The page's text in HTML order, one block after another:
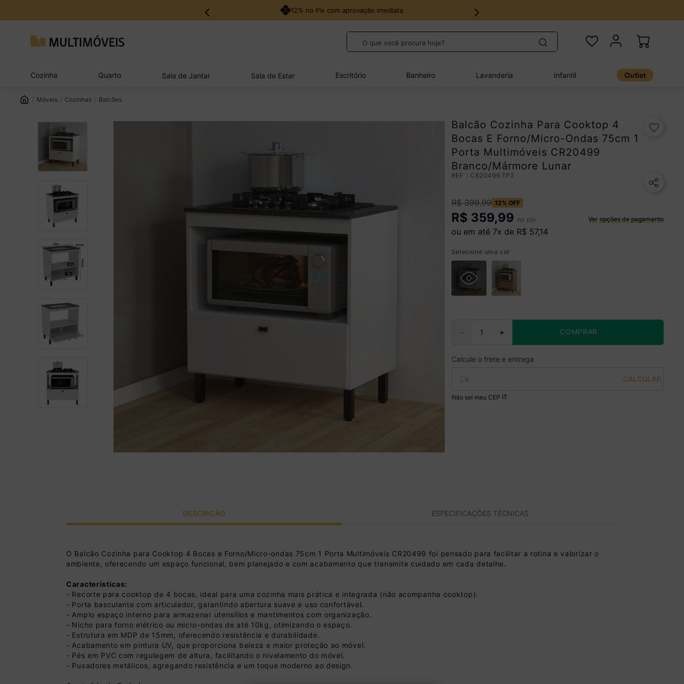
12% no Pix com aprovação imediata
O que você procura hoje?
Cozinha Quarto Sala de Jantar Sala de Estar Escritório Banheiro Lavanderia Infantil Outlet
Móveis Cozinhas Balcões
Balcão Cozinha Para Cooktop 4
Bocas E Forno/Micro-Ondas 75cm 1
Porta Multimóveis CR20499
Branco/Mármore Lunar
: CR20499.TP2
R$ 399,99 12% OFF
R$ 359,99 no pix Ver opções de pagamento
ou em até 7x de R$ 57,14
Selecione uma cor
＋
－ COMPRAR
Não sei meu CEP
DESCRIÇÃO ESPECIFICAÇÕES TÉCNICAS
O Balcão Cozinha para Cooktop 4 Bocas e Forno/Micro-ondas 75cm 1 Porta Multimóveis CR20499 foi pensado para facilitar a rotina e valorizar o
ambiente, oferecendo um espaço funcional, bem planejado e com acabamento que transmite cuidado em cada detalhe.
Características:
- Recorte para cooktop de 4 bocas, ideal para uma cozinha mais prática e integrada (não acompanha cooktop).
- Porta basculante com articulador, garantindo abertura suave e uso confortável.
- Amplo espaço interno para armazenar utensílios e mantimentos com organização.
- Nicho para forno elétrico ou micro-ondas de até 10kg, otimizando o espaço.
- Estrutura em MDP de 15mm, oferecendo resistência e durabilidade.
- Acabamento em pintura UV, que proporciona beleza e maior proteção ao móvel.
- Pés em PVC com regulagem de altura, facilitando o nivelamento do móvel.
- Puxadores metálicos, agregando resistência e um toque moderno ao design.
4º
sofá
quarto bebê completo